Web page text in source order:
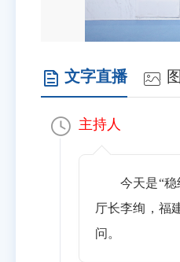
文字直播
主持人
今天是“
厅长李绚，福
问。